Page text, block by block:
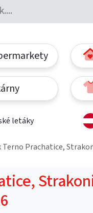
letáky
Terno Prachatice,